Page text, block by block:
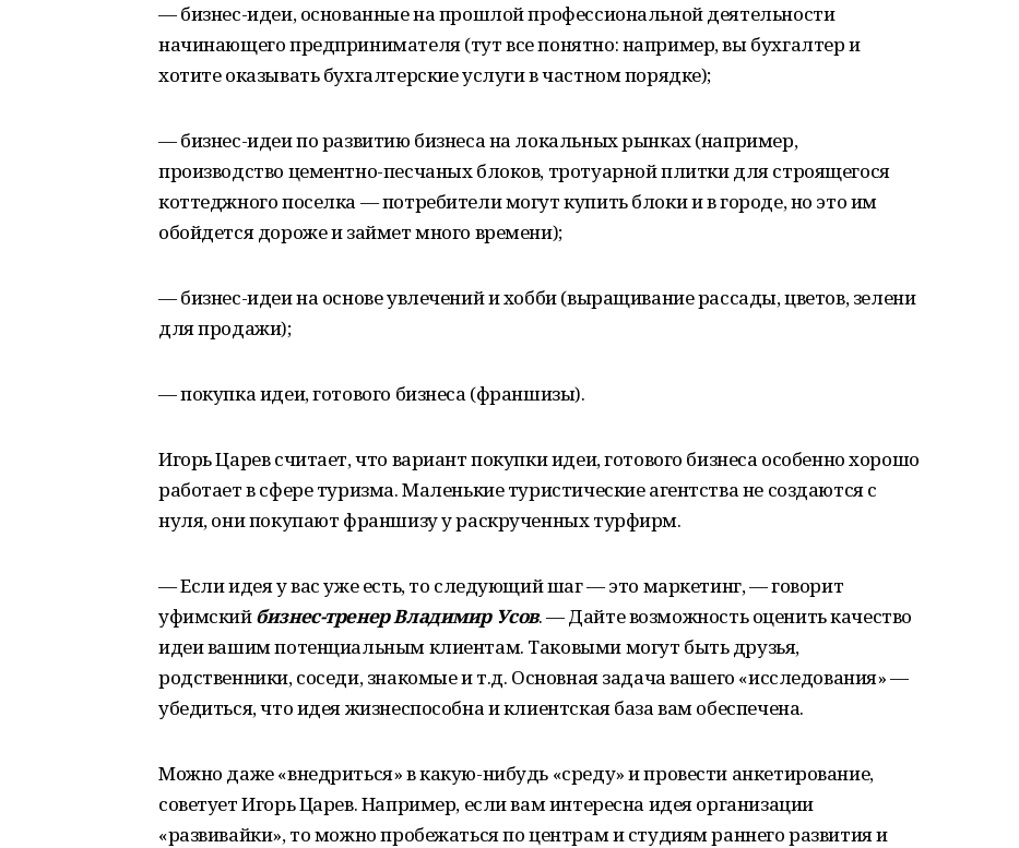
— бизнес-идеи, основанные на прошлой профессиональной деятельности
начинающего предпринимателя (тут все понятно: например, вы бухгалтер и
хотите оказывать бухгалтерские услуги в частном порядке);
— бизнес-идеи по развитию бизнеса на локальных рынках (например,
производство цементно-песчаных блоков, тротуарной плитки для строящегося
коттеджного поселка — потребители могут купить блоки и в городе, но это им
обойдется дороже и займет много времени);
— бизнес-идеи на основе увлечений и хобби (выращивание рассады, цветов, зелени
для продажи);
— покупка идеи, готового бизнеса (франшизы).
Игорь Царев считает, что вариант покупки идеи, готового бизнеса особенно хорошо
работает в сфере туризма. Маленькие туристические агентства не создаются с
нуля, они покупают франшизу у раскрученных турфирм.
— Если идея у вас уже есть, то следующий шаг — это маркетинг, — говорит
уфимскийбизнес-тренер Владимир Усов. — Дайте возможность оценить качество
идеи вашим потенциальным клиентам. Таковыми могут быть друзья,
родственники, соседи, знакомые и т.д. Основная задача вашего «исследования» —
убедиться, что идея жизнеспособна и клиентская база вам обеспечена.
Можно даже «внедриться» в какую-нибудь «среду» и провести анкетирование,
советует Игорь Царев. Например, если вам интересна идея организации
«развивайки», то можно пробежаться по центрам и студиям раннего развития и